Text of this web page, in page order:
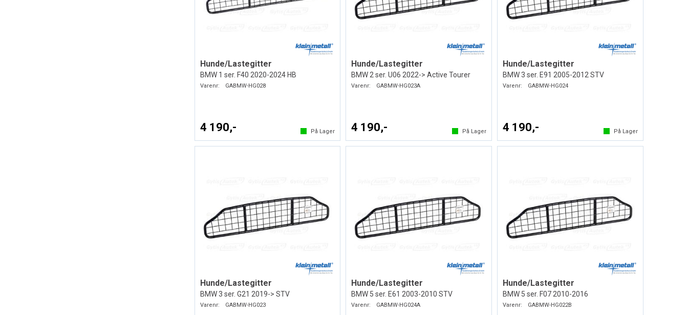
Hunde/Lastegitter
BMW 1 ser. F40 2020-2024 HB
Varenr: GABMW-HG028
4 190,- På Lager
Hunde/Lastegitter
BMW 2 ser. U06 2022-> Active Tourer
Varenr: GABMW-HG023A
4 190,- På Lager
Hunde/Lastegitter
BMW 3 ser. E91 2005-2012 STV
Varenr: GABMW-HG024
4 190,- På Lager
Hunde/Lastegitter
BMW 3 ser. G21 2019-> STV
Varenr: GABMW-HG023
Hunde/Lastegitter
BMW 5 ser. E61 2003-2010 STV
Varenr: GABMW-HG024A
Hunde/Lastegitter
BMW 5 ser. F07 2010-2016
Varenr: GABMW-HG022B